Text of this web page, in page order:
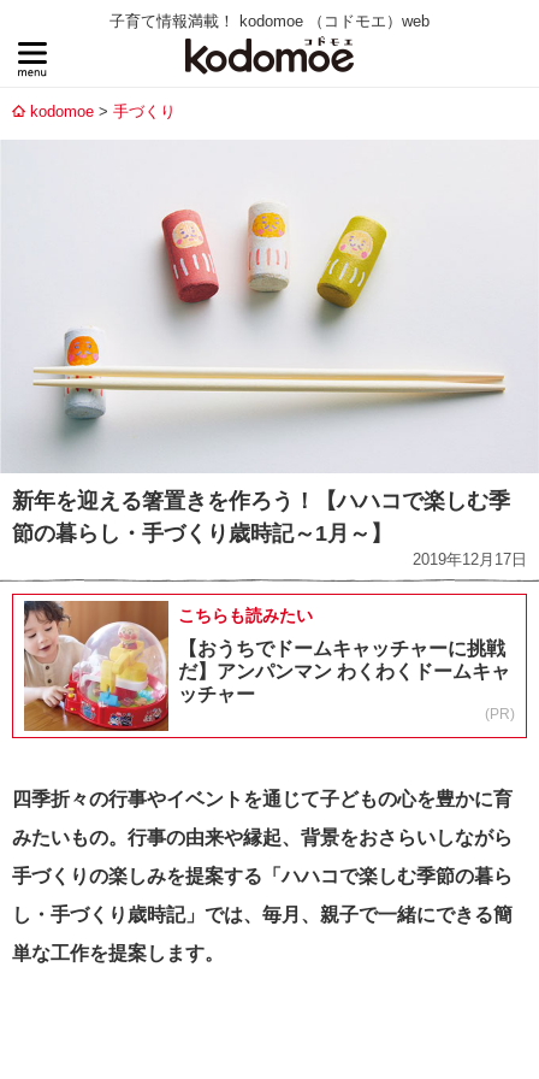
子育て情報満載！ kodomoe （コドモエ）web
kodomoe 手づくり
新年を迎える箸置きを作ろう！【ハハコで楽しむ季
節の暮らし・手づくり歳時記～1月～】
2019年12月17日
こちらも読みたい
【おうちでドームキャッチャーに挑戦
だ】アンパンマン わくわくドームキャ
ッチャー
(PR)
四季折々の行事やイベントを通じて子どもの心を豊かに育
みたいもの。 行事の由来や縁起、背景をおさらいしながら
手づくりの楽しみを提案する「ハハコで楽しむ季節の暮ら
し・手づくり歳時記」では、毎月、親子で一緒にできる簡
単な工作を提案します。